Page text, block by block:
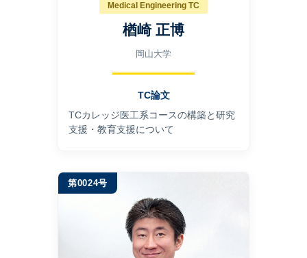
Medical Engineering TC
楢崎 正博
岡山大学
TC論文
TCカレッジ医⼯系コースの構築と研究
⽀援・教育⽀援について
第0024号